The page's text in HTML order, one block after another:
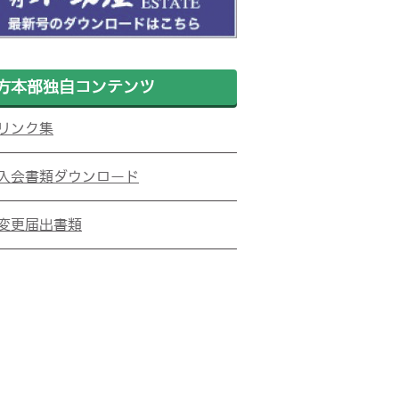
本部独自コンテンツ
ンク集
会書類ダウンロード
更届出書類